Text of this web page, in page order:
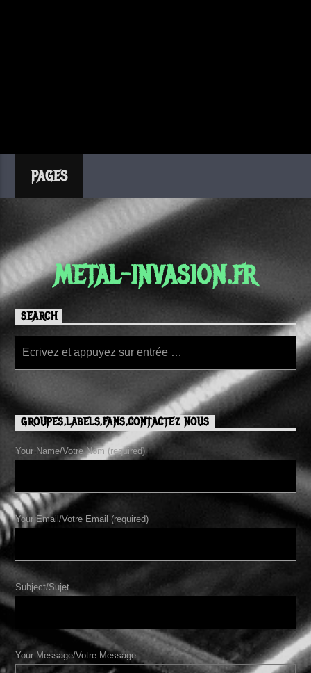
PAGES
METAL-INVASION.FR
SEARCH
GROUPES,LABELS,FANS,CONTACTEZ NOUS
Your Name/Votre Nom (required)
Your Email/Votre Email (required)
Subject/Sujet
Your Message/Votre Message